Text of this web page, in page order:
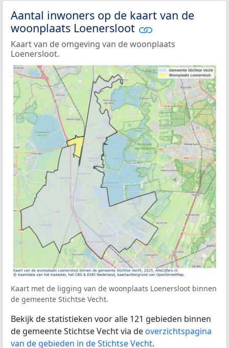
Aantal inwoners op de kaart van de
woonplaats Loenersloot
Kaart van de omgeving van de woonplaats
Loenersloot.
Kaart met de ligging van de woonplaats Loenersloot binnen
de gemeente Stichtse Vecht.
Bekijk de statistieken voor alle 121 gebieden binnen
de gemeente Stichtse Vecht via deoverzichtspagina
van de gebieden in de Stichtse Vecht.